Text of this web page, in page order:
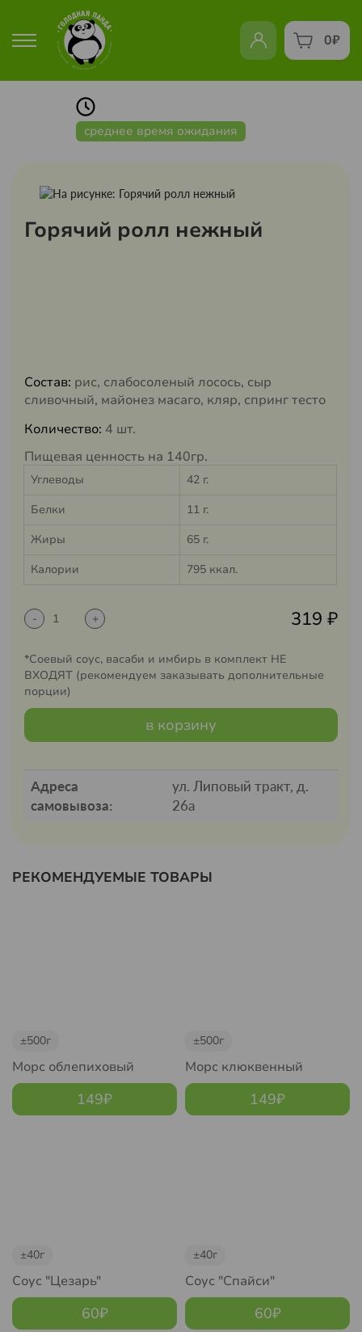
0₽
среднее время ожидания
Горячий ролл нежный
Состав: рис, слабосоленый лосось, сыр
сливочный, майонез масаго, кляр, спринг тесто
Количество: 4 шт.
Пищевая ценность на 140гр.
Углеводы
42 г.
Белки
11 г.
Жиры
65 г.
Калории
795 ккал.
- + 319 ₽
*Соевый соус, васаби и имбирь в комплект НЕ
ВХОДЯТ (рекомендуем заказывать дополнительные
порции)
в корзину
Адреса
самовывоза:
ул. Липовый тракт, д.
26а
РЕКОМЕНДУЕМЫЕ ТОВАРЫ
±500г
Морс облепиховый
149₽
±500г
Морс клюквенный
149₽
±40г
Соус "Цезарь"
60₽
±40г
Соус "Спайси"
60₽